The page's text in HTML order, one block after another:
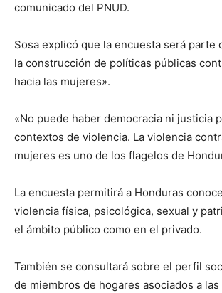
comunicado del PNUD.
Sosa explicó que la encuesta será parte
la construcción de políticas públicas
hacia las mujeres».
«No puede haber democracia ni justicia
contextos de violencia. La violencia
mujeres es uno de los flagelos de
La encuesta permitirá a Honduras
violencia física, psicológica, sexual y
el ámbito público como en el privado.
También se consultará sobre el perfil
de miembros de hogares asociados a